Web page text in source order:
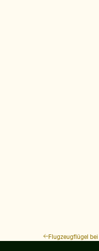
Flugzeugflügel